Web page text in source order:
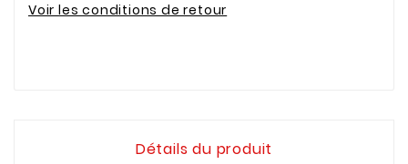
Voir les conditions de retour
Détails du produit